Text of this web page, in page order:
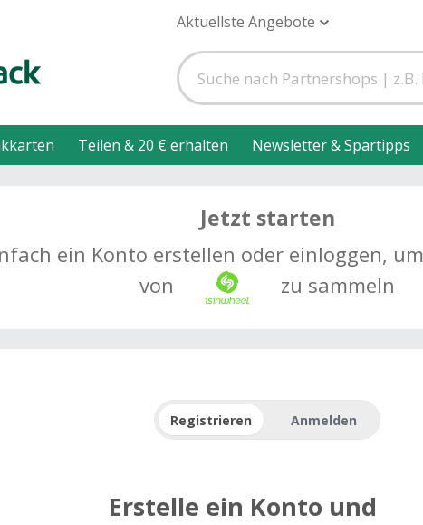
Aktuellste Angebote
Teilen & 20 € erhalten Newsletter & Spartipps
Jetzt starten
ein Konto erstellen oder einloggen, um
von
zu sammeln
Registrieren Anmelden
Erstelle ein Konto und